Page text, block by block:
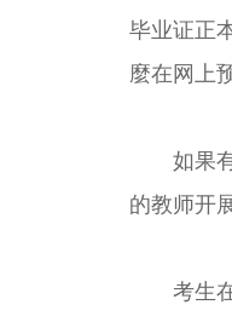
毕业证正
麼在网上
如果有
的教师开
考生在